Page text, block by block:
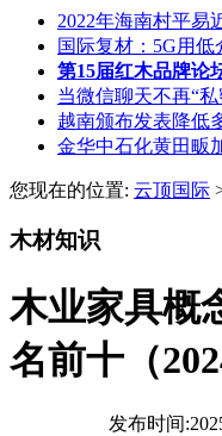
2022年海南村平易
国际复材：5G用
第15届红木品牌论
当微信聊天不再“
越南颁布发表降低
金华中石化黄田畈
您现在的位置: 云顶国际
木材知识
木业家具概
名前十（
发布时间